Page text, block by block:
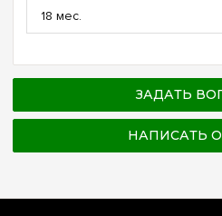
18 мес.
ЗАДАТЬ
НАПИСАТЬ